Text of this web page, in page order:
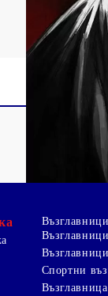
Възглавници
Спортни